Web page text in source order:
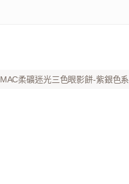
MAC柔礦迷光三色眼影餅-紫銀色系